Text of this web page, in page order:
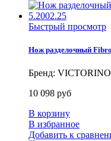
Быстрый просмотр
Нож разделочный
Бренд:
10 098 руб
В корзину
В избранное
Добавить к